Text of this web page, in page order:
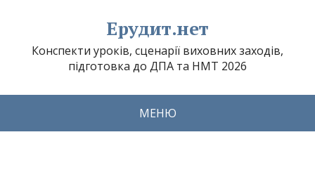
Ерудит.нет
Конспекти уроків, сценарії виховних заходів,
підготовка до ДПА та НМТ 2026
МЕНЮ